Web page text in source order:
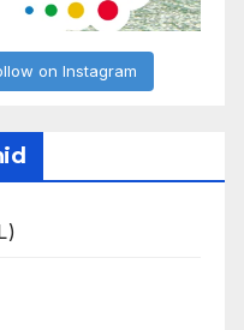
on Instagram